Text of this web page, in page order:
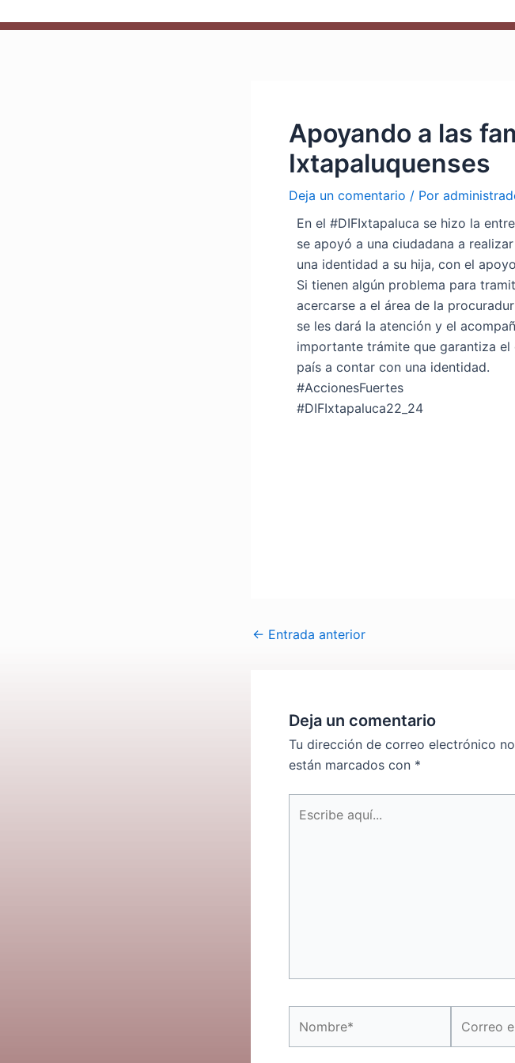
Apoyando a las
Ixtapaluquenses
Deja un comentario / Por
En el #DIFIxtapaluca se hizo la
se apoyó a una ciudadana a
una identidad a su hija, con el
Si tienen algún problema para
acercarse a el área de la
se les dará la atención y el
importante trámite que garantiza
país a contar con una identidad.
#AccionesFuertes
#DIFIxtapaluca22_24
← Entrada anterior
Deja un comentario
Tu dirección de correo electrónico
están marcados con *
aquí...